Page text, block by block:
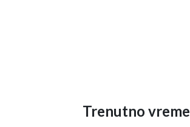
Trenutno vreme